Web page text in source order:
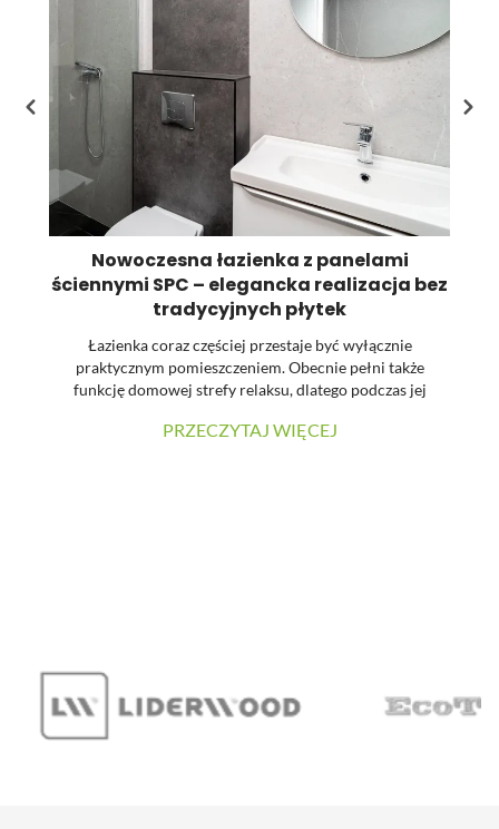
Nowoczesna łazienka z panelami
ściennymi SPC – elegancka realizacja bez
tradycyjnych płytek
Łazienka coraz częściej przestaje być wyłącznie
praktycznym pomieszczeniem. Obecnie pełni także
funkcję domowej strefy relaksu, dlatego podczas jej
materiałów oraz łatwość utrzymania powierzchni w
PRZECZYTAJ WIĘCEJ